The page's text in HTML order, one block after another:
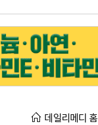
지침·기준·평가
데일리메디 홈